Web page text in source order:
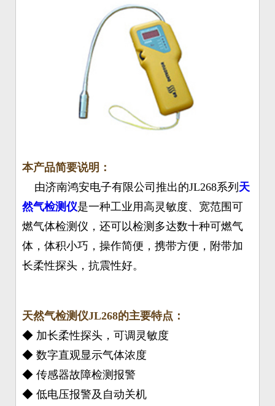
本产品简要说明：
由济南鸿安电子有限公司推出的JL268系列 天
然气检测仪是一种工业用高灵敏度、宽范围可
燃气体检测仪，还可以检测多达数十种可燃气
体，体积小巧，操作简便，携带方便，附带加
长柔性探头，抗震性好。
天然气检测仪JL268的主要特点：
◆ 加长柔性探头，可调灵敏度
◆ 数字直观显示气体浓度
◆ 传感器故障检测报警
◆ 低电压报警及自动关机